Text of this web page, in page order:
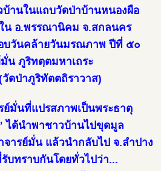
านในแถบวัดป่าบ้านหนองผือ
น อ.พรรณานิคม จ.สกลนคร
บวันคล้ายวันมรณภาพ ปีที่ ๕๐
น ภูริทตฺตมหาเถระ
ดป่าภูริทัตตถิราวาส)
ย์มั่นที่แปรสภาพเป็นพระธาตุ
ได้นำพาชาวบ้านไปขุดมูล
ารย์มั่น แล้วนำกลับไป จ.ลำปาง
บทราบกันโดยทั่วไปว่า...